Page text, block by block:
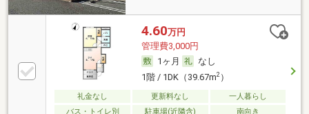
4.60万円
管理費3,000円
1ヶ月
なし
1階 / 1DK（39.67m2）
礼金なし 更新料なし
一人暮らし
バス・トイレ別
駐車場(近隣含) 南向き